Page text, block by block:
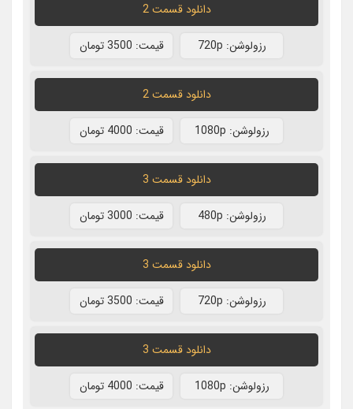
دانلود قسمت 2
رزولوشن: 720p قيمت: 3500 تومان
دانلود قسمت 2
رزولوشن: 1080p قيمت: 4000 تومان
دانلود قسمت 3
رزولوشن: 480p قيمت: 3000 تومان
دانلود قسمت 3
رزولوشن: 720p قيمت: 3500 تومان
دانلود قسمت 3
رزولوشن: 1080p قيمت: 4000 تومان